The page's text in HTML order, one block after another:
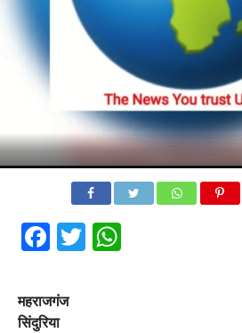
Facebook
Twitter
WhatsApp
महराजगंज
सिंदुरिया